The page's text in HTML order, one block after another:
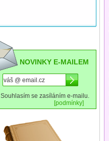
NOVINKY E-MAILEM
Souhlasím se zasíláním e-mailu.
[podmínky]